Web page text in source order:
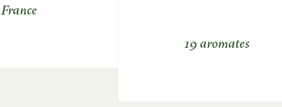
France
19 aromates